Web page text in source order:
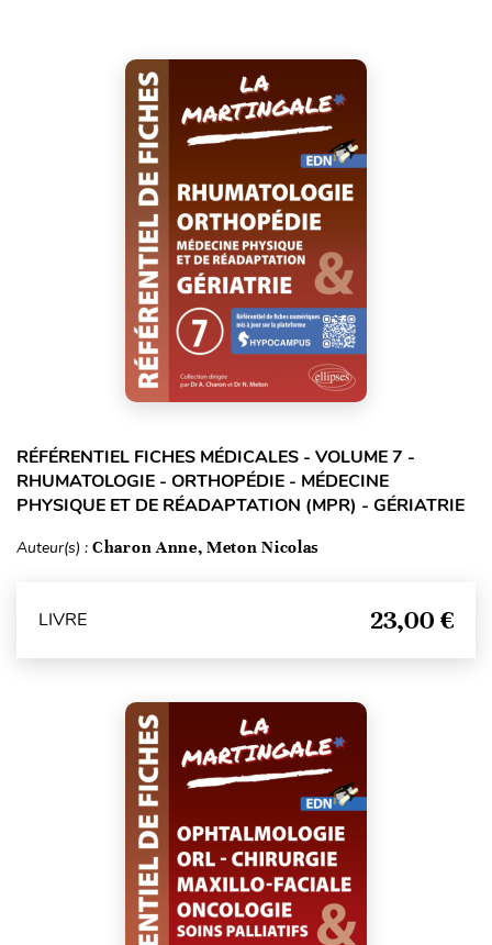
RÉFÉRENTIEL FICHES MÉDICALES - VOLUME 7 -
RHUMATOLOGIE - ORTHOPÉDIE - MÉDECINE
PHYSIQUE ET DE RÉADAPTATION (MPR) - GÉRIATRIE
Auteur(s) : Charon Anne, Meton Nicolas
LIVRE 23,00 €